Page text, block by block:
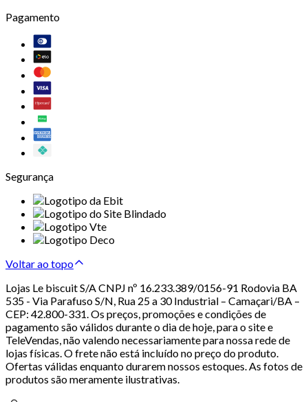
Pagamento
Segurança
Voltar ao topo
Lojas Le biscuit S/A CNPJ nº 16.233.389/0156-91 Rodovia BA
535 - Via Parafuso S/N, Rua 25 a 30 Industrial – Camaçari/BA –
CEP: 42.800-331. Os preços, promoções e condições de
pagamento são válidos durante o dia de hoje, para o site e
TeleVendas, não valendo necessariamente para nossa rede de
lojas físicas. O frete não está incluído no preço do produto.
Ofertas válidas enquanto durarem nossos estoques. As fotos de
produtos são meramente ilustrativas.